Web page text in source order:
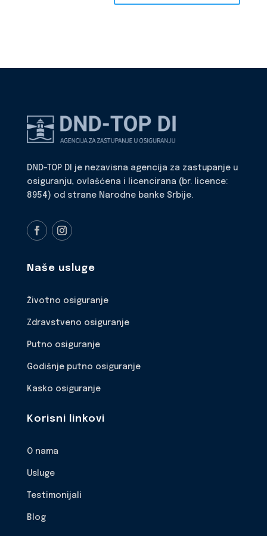
DND-TOP DI je nezavisna agencija za zastupanje u
osiguranju, ovlašćena i licencirana (br. licence:
8954) od strane Narodne banke Srbije.
Naše usluge
Životno osiguranje
Zdravstveno osiguranje
Putno osiguranje
Godišnje putno osiguranje
Kasko osiguranje
Korisni linkovi
O nama
Usluge
Testimonijali
Blog